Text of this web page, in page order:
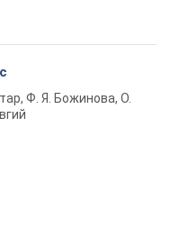
Ф. Я. Божинова, О.